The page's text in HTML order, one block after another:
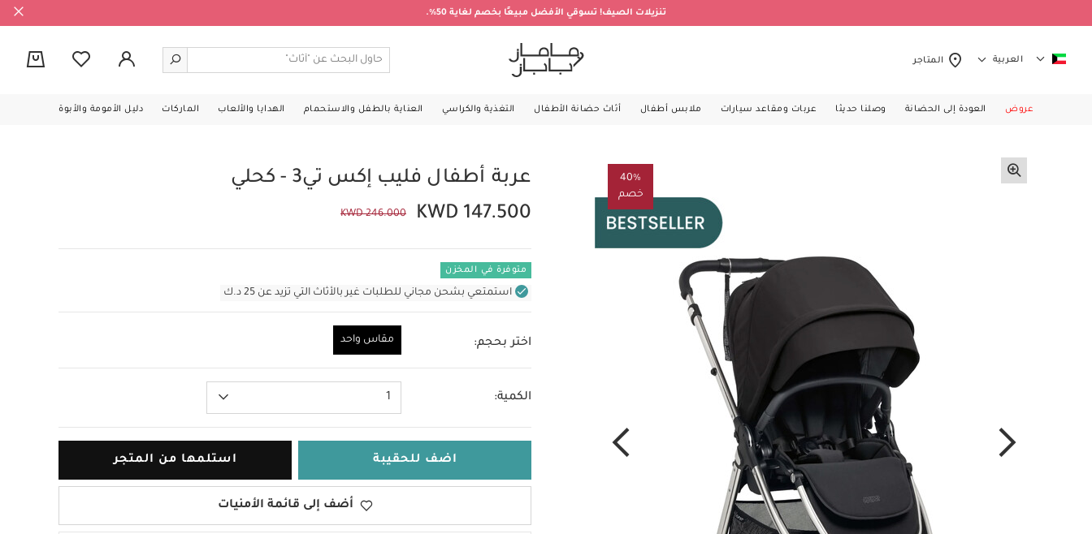
تنزيلات الصيف! تسوقي الأفضل مبيعًا بخصم لغاية 50%.
العربية المتاجر
عروض العودة إلى الحضانة وصلنا حديثا عربات ومقاعد سيارات ملابس أطفال أثاث حضانة الأطفال التغذية والكراسي العناية بالطفل والاستحمام الهدايا والألعاب الماركات دليل الأمومة والأبوة
40%
خصم
عربة أطفال فليب إكس تي3 - كحلي
KWD 147.500
KWD 246.000
متوفرة في المخزن
استمتعي بشحن مجاني للطلبات غير بالأثاث التي تزيد عن 25 د.ك
اختر بحجم: مقاس واحد
الكمية: 1
اضف للحقيبة استلمها من المتجر
أضف إلى قائمة الأمنيات